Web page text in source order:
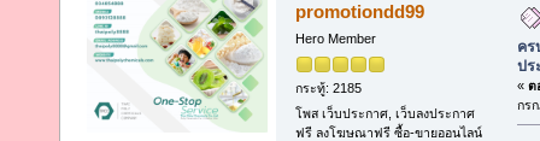
promotiondd99
Hero Member
กระทู้: 2185
โพส เว็บประกาศ, เว็บลงประกาศ
ฟรี ลงโฆษณาฟรี ซื้อ-ขายออนไลน์
คร
ปร
« ต
กร